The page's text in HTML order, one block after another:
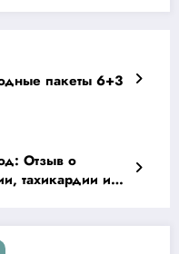
пакеты 6+3
Отзыв о
тахикардии и